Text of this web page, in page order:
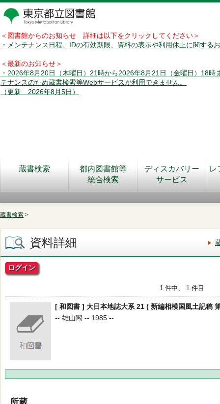
＜図書館からのお知らせ 詳細は以下をクリックしてください＞
・メンテナンス日程、IDの有効期限、資料の表示や利用休止に関する
＜最新のお知らせ＞
・2026年8月20日（木曜日）21時から2026年8月21日（金曜日）18時
テナンスのため蔵書検索等Webサービスが利用できません。
（更新 2026年8月5日）
蔵書検索
都内図書館等
統合検索
ディスカバリー
サービス
レ
蔵書検索 >
資料詳細
ログイン
1 件中、 1 件目
[ 和図書 ] 大日本地誌大系 21 ( 新編相模国風土記稿
-- 雄山閣 -- 1985 --
所蔵